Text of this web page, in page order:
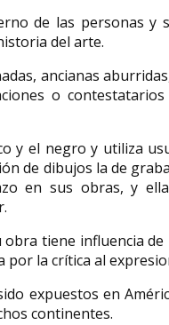
de las personas y
del arte.​
ancianas
o
y el negro y utiliza
de dibujos la de
en sus obras, y
tiene influencia de
por la crítica al
expuestos en
continentes.